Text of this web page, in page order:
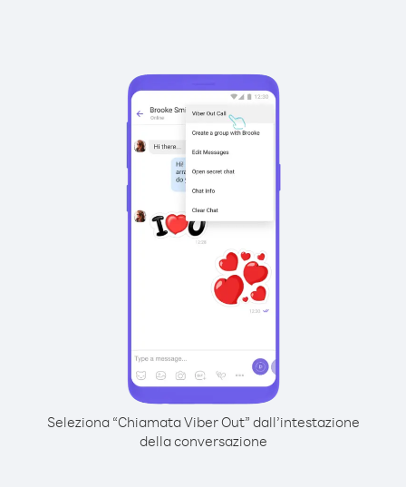
Seleziona “Chiamata Viber Out” dall’intestazione
della conversazione